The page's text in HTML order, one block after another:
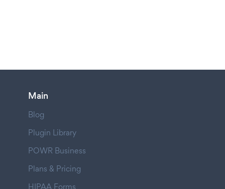
Main
Blog
Plugin Library
POWR Business
Plans & Pricing
HIPAA Forms